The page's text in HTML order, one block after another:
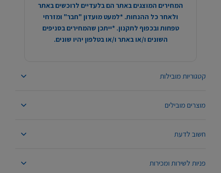
קטגוריות מובילות
מוצרים מובילים
חשוב לדעת
פניות לשירות ומכירות
המחירים המוצגים באתר הם בלעדיים לרוכשים באתר
ולאחר כל ההנחות. *למעט מועדון "חבר" ומזרחי
טפחות ובכפוף לתקנון. *ייתכן שהמחירים בסניפים
השונים ו/או באתר ו/או בטלפון יהיו שונים.